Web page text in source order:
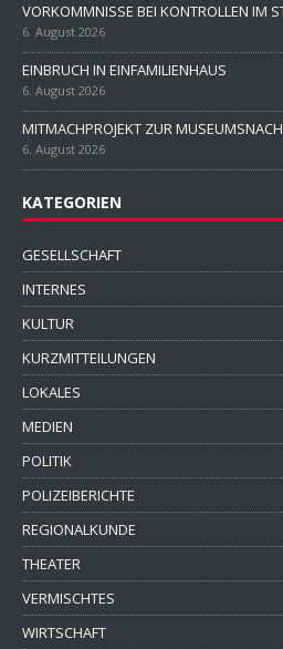
VORKOMMNISSE BEI KONTROLLEN IM
6. August 2026
EINBRUCH IN EINFAMILIENHAUS
6. August 2026
MITMACHPROJEKT ZUR
6. August 2026
KATEGORIEN
GESELLSCHAFT
INTERNES
KULTUR
KURZMITTEILUNGEN
LOKALES
MEDIEN
POLITIK
POLIZEIBERICHTE
REGIONALKUNDE
THEATER
VERMISCHTES
WIRTSCHAFT